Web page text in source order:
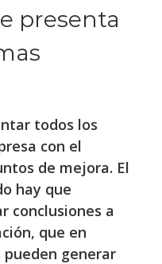
presenta
todos los
con el
de mejora. El
hay que
conclusiones a
que en
generar